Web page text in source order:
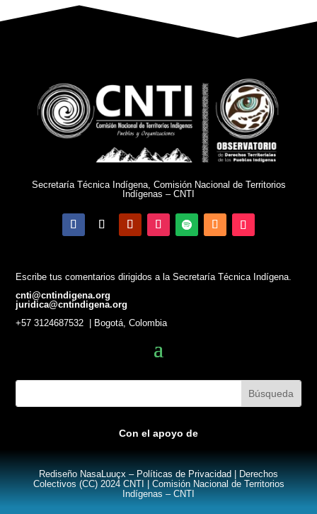
Secretaría Técnica Indígena, Comisión Nacional de Territorios
Indígenas – CNTI
Escribe tus comentarios dirigidos a la Secretaría Técnica Indígena.
cnti@cntindigena.org
juridica@cntindigena.org
+57 3124687532 | Bogotá, Colombia
Con el apoyo de
Rediseño NasaLuuçx – Políticas de Privacidad | Derechos
Colectivos (CC) 2024 CNTI | Comisión Nacional de Territorios
Indígenas – CNTI